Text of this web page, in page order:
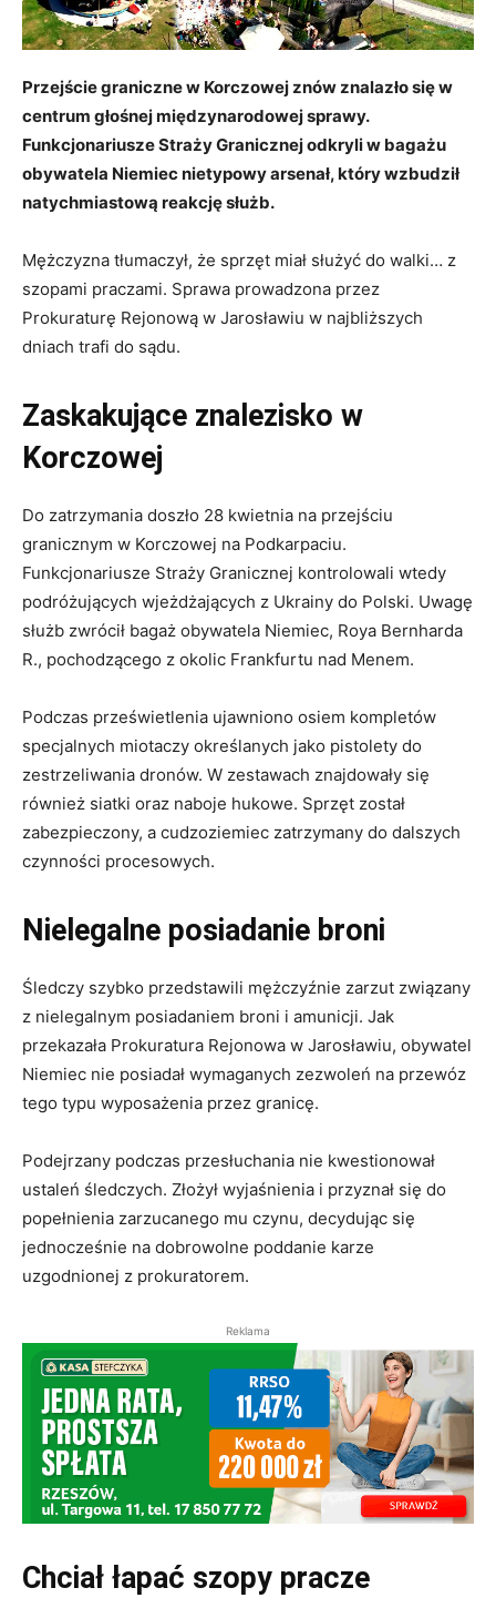
Przejście graniczne w Korczowej znów znalazło się w
centrum głośnej międzynarodowej sprawy.
Funkcjonariusze Straży Granicznej odkryli w bagażu
obywatela Niemiec nietypowy arsenał, który wzbudził
natychmiastową reakcję służb.
Mężczyzna tłumaczył, że sprzęt miał służyć do walki… z
szopami praczami. Sprawa prowadzona przez
Prokuraturę Rejonową w Jarosławiu w najbliższych
dniach trafi do sądu.
Zaskakujące znalezisko w
Korczowej
Do zatrzymania doszło 28 kwietnia na przejściu
granicznym w Korczowej na Podkarpaciu.
Funkcjonariusze Straży Granicznej kontrolowali wtedy
podróżujących wjeżdżających z Ukrainy do Polski. Uwagę
służb zwrócił bagaż obywatela Niemiec, Roya Bernharda
R., pochodzącego z okolic Frankfurtu nad Menem.
Podczas prześwietlenia ujawniono osiem kompletów
specjalnych miotaczy określanych jako pistolety do
zestrzeliwania dronów. W zestawach znajdowały się
również siatki oraz naboje hukowe. Sprzęt został
zabezpieczony, a cudzoziemiec zatrzymany do dalszych
czynności procesowych.
Nielegalne posiadanie broni
Śledczy szybko przedstawili mężczyźnie zarzut związany
z nielegalnym posiadaniem broni i amunicji. Jak
przekazała Prokuratura Rejonowa w Jarosławiu, obywatel
Niemiec nie posiadał wymaganych zezwoleń na przewóz
tego typu wyposażenia przez granicę.
Podejrzany podczas przesłuchania nie kwestionował
ustaleń śledczych. Złożył wyjaśnienia i przyznał się do
popełnienia zarzucanego mu czynu, decydując się
jednocześnie na dobrowolne poddanie karze
uzgodnionej z prokuratorem.
Reklama
Chciał łapać szopy pracze